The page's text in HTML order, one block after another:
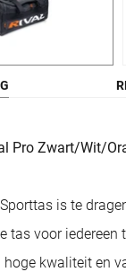
Pro Zwart/Wit/
is te
tas voor iedereen
hoge kwaliteit en